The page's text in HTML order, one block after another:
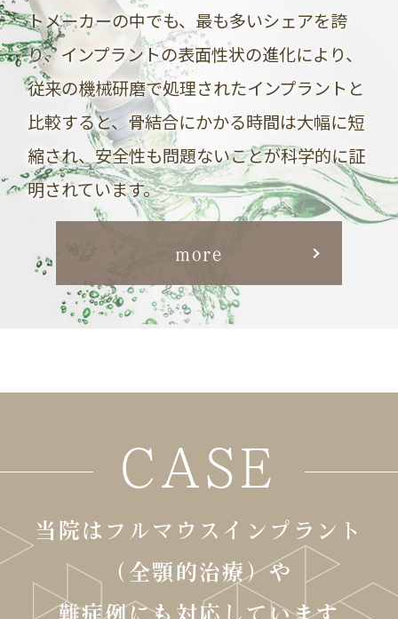
トメーカーの中でも、最も多いシェアを誇
り、インプラントの表面性状の進化により、
従来の機械研磨で処理されたインプラントと
比較すると、骨結合にかかる時間は大幅に短
縮され、安全性も問題ないことが科学的に証
明されています。
more
CASE
当院はフルマウスインプラント
（全顎的治療）や
難症例にも対応しています